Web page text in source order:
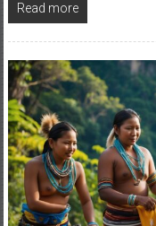
Read more